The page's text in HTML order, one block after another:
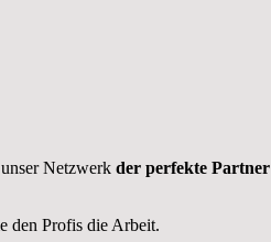
Netzwerk der perfekte Partner
den Profis die Arbeit.